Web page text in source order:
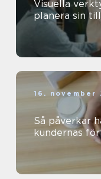
Visuella
planera sin
16. november
Så påverkar
kundernas